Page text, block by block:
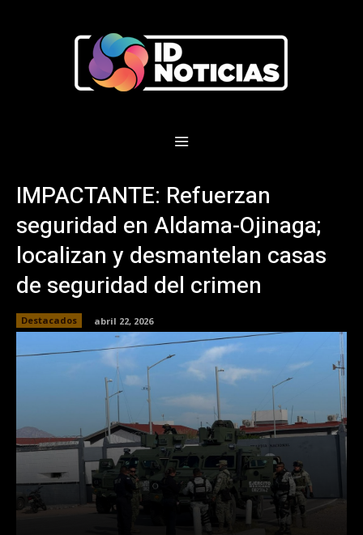
IMPACTANTE: Refuerzan
seguridad en Aldama-Ojinaga;
localizan y desmantelan casas
de seguridad del crimen
Destacados abril 22, 2026